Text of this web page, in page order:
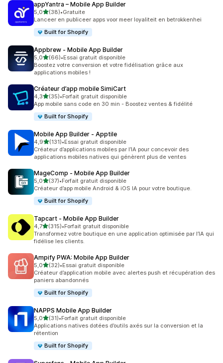
appYantra – Mobile App Builder
5,0étoile(s) sur 5
(38)
38 avis au total
•Gratuite
Lanceer en publiceer apps voor meer loyaliteit en betrokkenhei
Built for Shopify
Appbrew ‑ Mobile App Builder
5,0étoile(s) sur 5
(66)
66 avis au total
•Essai gratuit disponible
Boostez votre conversion et votre fidélisation grâce aux
applications mobiles !
Créateur d’app mobile SimiCart
4,3étoile(s) sur 5
(35)
35 avis au total
•Forfait gratuit disponible
App mobile sans code en 30 min - Boostez ventes & fidélité
Built for Shopify
Mobile App Builder ‑ Apptile
4,9étoile(s) sur 5
(131)
131 avis au total
•Essai gratuit disponible
Créateur d’applications mobiles par l’IA pour concevoir des
applications mobiles natives qui génèrent plus de ventes
MageComp ‑ Mobile App Builder
5,0étoile(s) sur 5
(37)
37 avis au total
•Forfait gratuit disponible
Créateur d’app mobile Android & iOS IA pour votre boutique.
Built for Shopify
Tapcart ‑ Mobile App Builder
4,7étoile(s) sur 5
(315)
315 avis au total
•Forfait gratuit disponible
Transformez votre boutique en une application optimisée par l’IA qui
fidélise les clients.
Ampify PWA: Mobile App Builder
5,0étoile(s) sur 5
(32)
32 avis au total
•Essai gratuit disponible
Créateur d’application mobile avec alertes push et récupération des
paniers abandonnés
Built for Shopify
NAPPS Mobile App Builder
5,0étoile(s) sur 5
(31)
31 avis au total
•Forfait gratuit disponible
Applications natives dotées d’outils axés sur la conversion et la
rétention
Built for Shopify